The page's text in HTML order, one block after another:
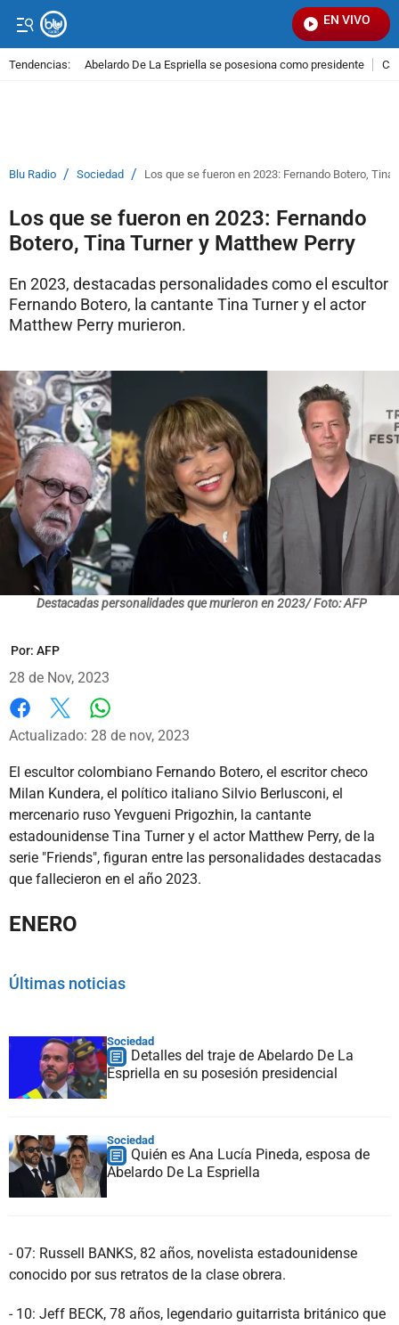
EN VIVO
Tendencias: Abelardo De La Espriella se posesiona como presidente
Blu Radio / Sociedad / Los que se fueron en 2023: Fernando Botero, Tina
Los que se fueron en 2023: Fernando
Botero, Tina Turner y Matthew Perry
En 2023, destacadas personalidades como el escultor
Fernando Botero, la cantante Tina Turner y el actor
Matthew Perry murieron.
Destacadas personalidades que murieron en 2023/ Foto: AFP
Por: AFP
28 de Nov, 2023
Facebook
X
Actualizado: 28 de nov, 2023
El escultor colombiano Fernando Botero, el escritor checo
Milan Kundera, el político italiano Silvio Berlusconi, el
mercenario ruso Yevgueni Prigozhin, la cantante
estadounidense Tina Turner y el actor Matthew Perry, de la
serie "Friends", figuran entre las personalidades destacadas
que fallecieron en el año 2023.
ENERO
Últimas noticias
Sociedad
Detalles del traje de Abelardo De La
Espriella en su posesión presidencial
Sociedad
Quién es Ana Lucía Pineda, esposa de
Abelardo De La Espriella
- 07: Russell BANKS, 82 años, novelista estadounidense
conocido por sus retratos de la clase obrera.
- 10: Jeff BECK, 78 años, legendario guitarrista británico que